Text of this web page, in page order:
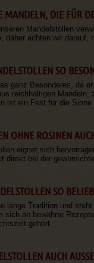
MANDELN, DIE FÜR
Mandelstollen
daher achten wir
SO
ganz Besonderes, da
reichhaltigen
ist ein Fest für die
OHNE ROSINEN
eignet sich
direkt bei der
SO
lange Tradition und
sich an bewährte
gehört.
AUCH